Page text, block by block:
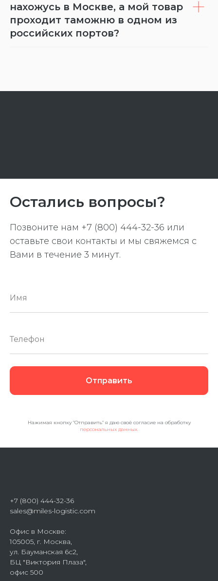
нахожусь в Москве, а мой товар
проходит таможню в одном из
российских портов?
Остались вопросы?
Позвоните нам +7 (800) 444-32-36 или
оставьте свои контакты и мы свяжемся с
Вами в течение 3 минут.
Отправить
Нажимая кнопку "Отправить" я даю своё согласие на обработку
персональных данных.
+7 (800) 444-32-36
sales@miles-logistic.com
Офис в Москве:
105005, г. Москва,
ул. Бауманская 6с2,
БЦ "Виктория Плаза",
офис 500